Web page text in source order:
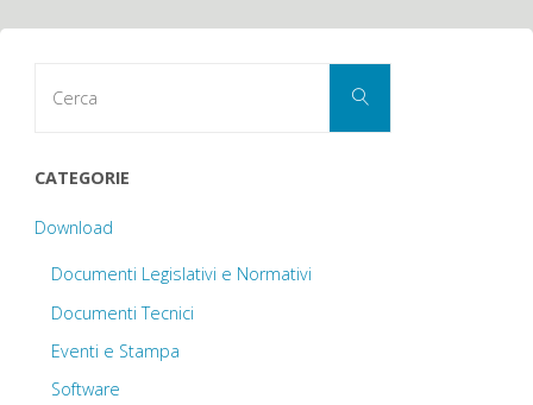
Cerca
CATEGORIE
Download
Documenti Legislativi e Normativi
Documenti Tecnici
Eventi e Stampa
Software